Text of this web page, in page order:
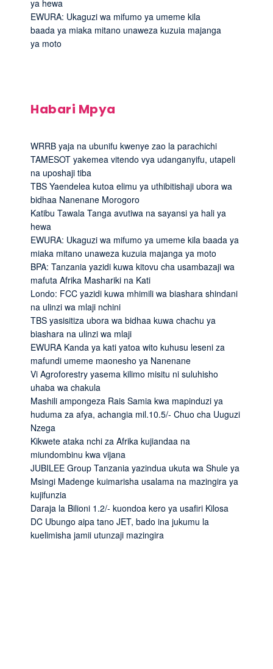
ya hewa
EWURA: Ukaguzi wa mifumo ya umeme kila
baada ya miaka mitano unaweza kuzuia majanga
ya moto
Habari Mpya
WRRB yaja na ubunifu kwenye zao la parachichi
TAMESOT yakemea vitendo vya udanganyifu, utapeli
na uposhaji tiba
TBS Yaendelea kutoa elimu ya uthibitishaji ubora wa
bidhaa Nanenane Morogoro
Katibu Tawala Tanga avutiwa na sayansi ya hali ya
hewa
EWURA: Ukaguzi wa mifumo ya umeme kila baada ya
miaka mitano unaweza kuzuia majanga ya moto
BPA: Tanzania yazidi kuwa kitovu cha usambazaji wa
mafuta Afrika Mashariki na Kati
Londo: FCC yazidi kuwa mhimili wa biashara shindani
na ulinzi wa mlaji nchini
TBS yasisitiza ubora wa bidhaa kuwa chachu ya
biashara na ulinzi wa mlaji
EWURA Kanda ya kati yatoa wito kuhusu leseni za
mafundi umeme maonesho ya Nanenane
Vi Agroforestry yasema kilimo misitu ni suluhisho
uhaba wa chakula
Mashili ampongeza Rais Samia kwa mapinduzi ya
huduma za afya, achangia mil.10.5/- Chuo cha Uuguzi
Nzega
Kikwete ataka nchi za Afrika kujiandaa na
miundombinu kwa vijana
JUBILEE Group Tanzania yazindua ukuta wa Shule ya
Msingi Madenge kuimarisha usalama na mazingira ya
kujifunzia
Daraja la Bilioni 1.2/- kuondoa kero ya usafiri Kilosa
DC Ubungo aipa tano JET, bado ina jukumu la
kuelimisha jamii utunzaji mazingira